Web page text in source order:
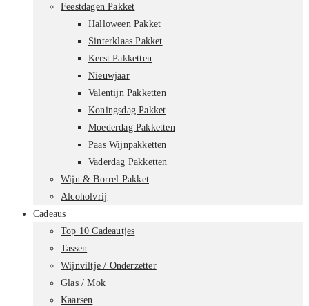
Feestdagen Pakket
Halloween Pakket
Sinterklaas Pakket
Kerst Pakketten
Nieuwjaar
Valentijn Pakketten
Koningsdag Pakket
Moederdag Pakketten
Paas Wijnpakketten
Vaderdag Pakketten
Wijn & Borrel Pakket
Alcoholvrij
Cadeaus
Top 10 Cadeautjes
Tassen
Wijnviltje / Onderzetter
Glas / Mok
Kaarsen